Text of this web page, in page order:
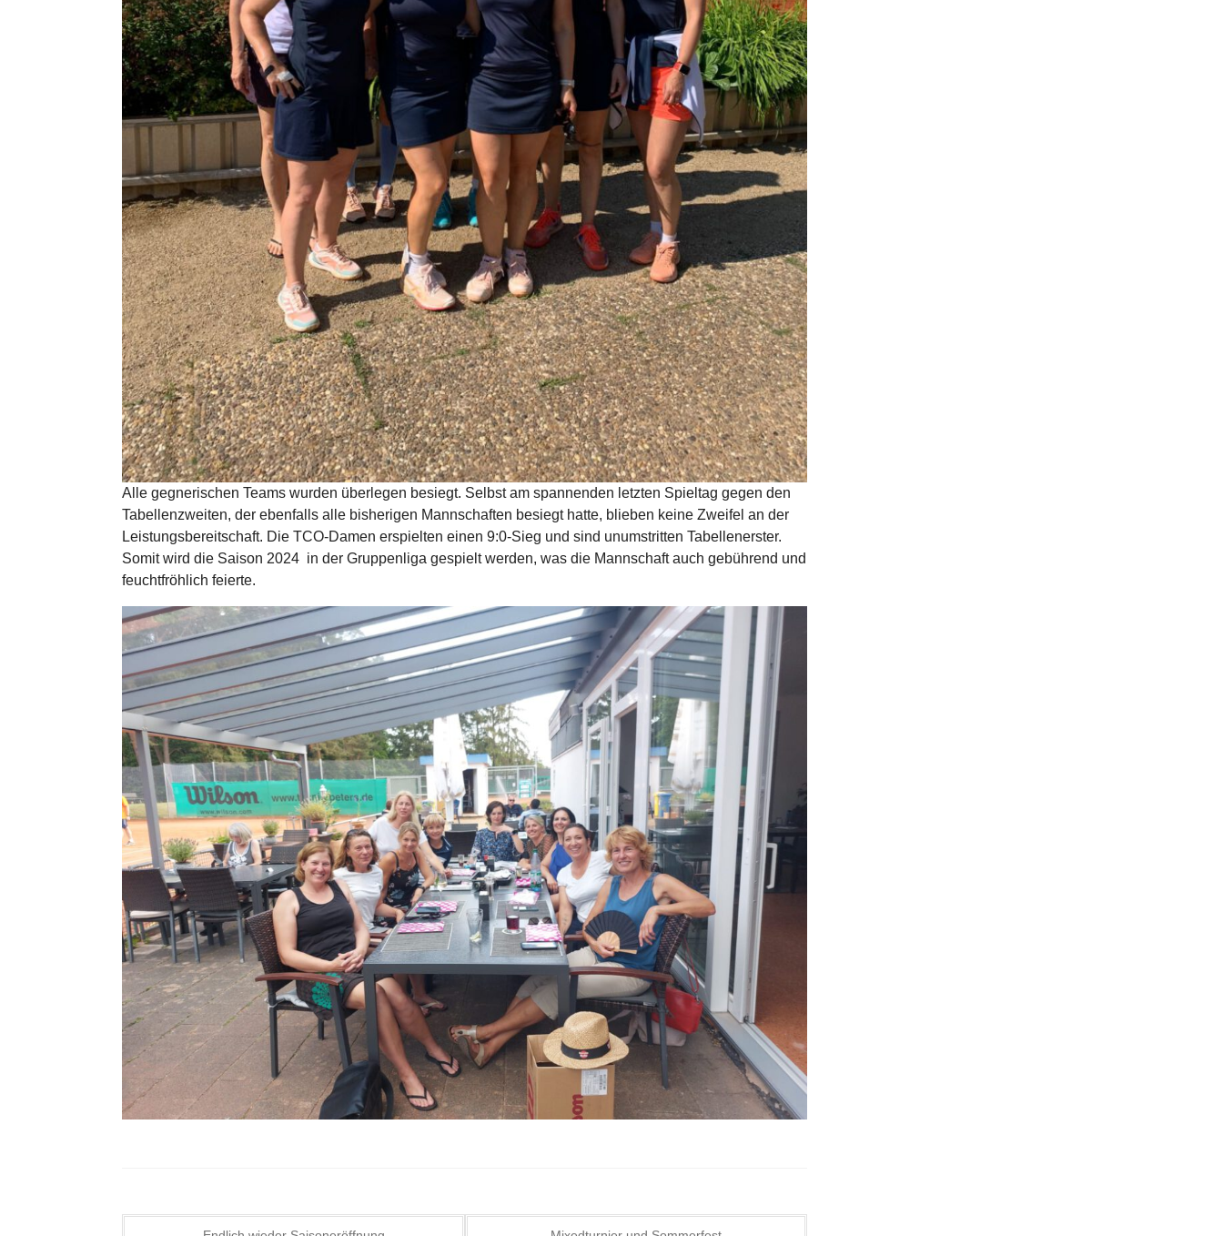
Alle gegnerischen Teams wurden überlegen besiegt. Selbst am spannenden letzten Spieltag gegen den
Tabellenzweiten, der ebenfalls alle bisherigen Mannschaften besiegt hatte, blieben keine Zweifel an der
Leistungsbereitschaft. Die TCO-Damen erspielten einen 9:0-Sieg und sind unumstritten Tabellenerster.
Somit wird die Saison 2024 in der Gruppenliga gespielt werden, was die Mannschaft auch gebührend und
feuchtfröhlich feierte.